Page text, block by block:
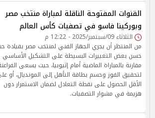
القنوات المفتوحة الناقلة لمباراة منتخب مصر
وبوركينا فاسو في تصفيات كأس العالم
الثلاثاء 09/سبتمبر/2025 - 12:22 م
من المنتظر أن يجري الجهاز الفني لمنتخب مصر بقيادة
حسن بعض التغييرات البسيطة على التشكيل الأساسي
مقارنة بالمباراة الماضية أمام إثيوبيا، حيث يسعى
لتحقيق الفوز وحسم بطاقة التأهل إلى المونديال، أو
الأقل الحصول على نقطة التعادل لضمان الاستمرار دون
هزيمة في مشوار التصفيات.